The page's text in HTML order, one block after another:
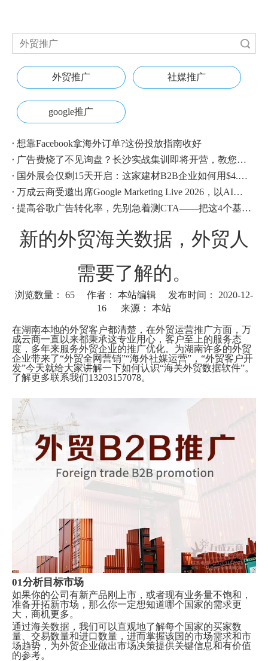
外贸推广 社媒推广
google推广
想靠Facebook拿海外订单?这份投放指南收好
广告费烧了不见询盘？长沙实战集训即将开营，教您SEM投放+GEO流量收割，把预算变成真订单
国外展会仅剩15天开启：这家建材B2B企业如何用$4.1撬动近500条本地经销商线索？
万成云商受邀出席Google Marketing Live 2026，以AI之力领航出海增长新浪潮
提高谷歌广告转化率，先别急着测CTA——把这4个基础动作做对，比什么都管用
新的外贸海关数据，外贸人
需要了解的。
浏览数量： 65 作者： 本站编辑 发布时间： 2020-12-
16 来源： 本站
["wechat"]
在湖南本地的外贸客户都清楚，在外贸运营推广方面，万
成云商一直以来都秉承这专业用心，客户至上的服务态
度，多年来服务外贸企业的推广优化。为湖南许多的外贸
企业带来了“外贸全网营销”“海外社媒运营”，“外贸客户开
发”今天就给大家讲解一下如何认识“海关外贸数据软件”。
了解更多联系我们13203157078。
01分析目标市场
如果你的公司有新产品刚上市，或者现有业务量不饱和，
准备开拓新市场，那么你一定想知道哪个国家的需求更
大，商机更多。
通过海关数据，我们可以直观地了解每个国家的买家数
量、交易数量和进口数量，进而掌握该国的市场需求和市
场趋势，为外贸企业做出市场决策提供关键信息和有价值
的参考。